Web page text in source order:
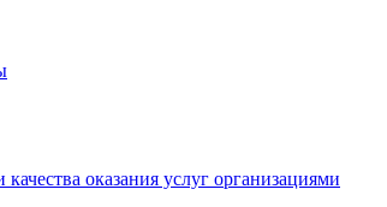
оказания услуг организациями